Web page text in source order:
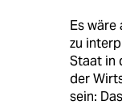
Es wäre
zu
Staat in
der
sein: